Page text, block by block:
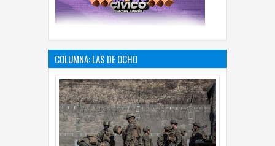
COLUMNA: LAS DE OCHO